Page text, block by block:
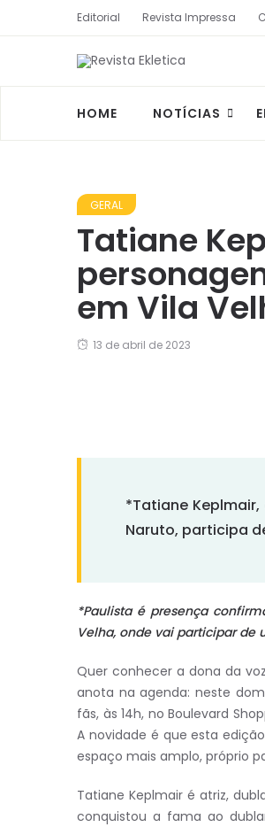
Editorial Revista Impressa
HOME NOTÍCIAS
GERAL
Tatiane
em Vila
13 de abril de 2023
*Tatiane
Naruto, participa
*Paulista é presença
Velha, onde vai participar
Quer conhecer a dona da
anota na agenda: neste
fãs, às 14h, no Boulevard
A novidade é que esta
espaço mais amplo, próprio
Tatiane Keplmair é atriz,
conquistou a fama ao